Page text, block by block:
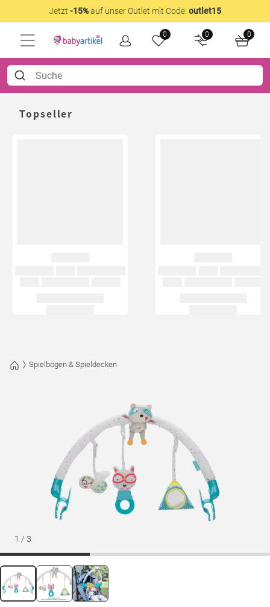
Jetzt -15%auf unser Outlet mit Code: outlet15
0 0 0
Topseller
Spielbögen & Spieldecken
1 / 3